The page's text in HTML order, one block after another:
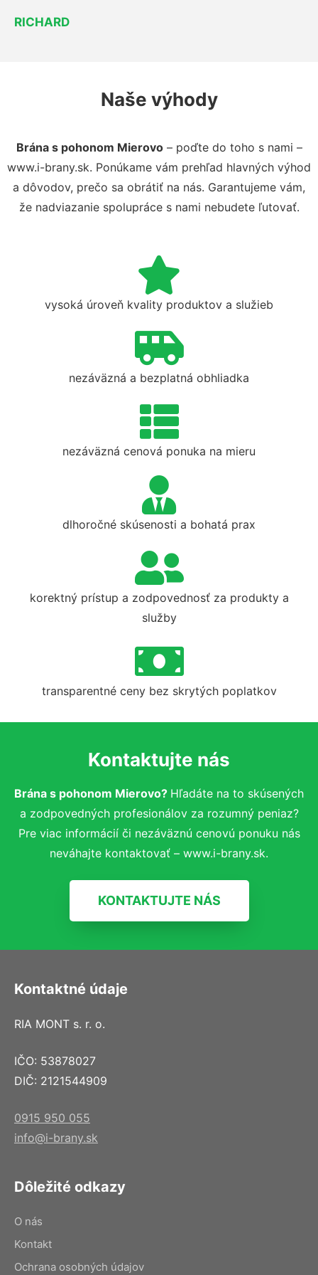
RICHARD
Naše výhody
Brána s pohonom Mierovo– poďte do toho s nami –
www.i-brany.sk. Ponúkame vám prehľad hlavných výhod
a dôvodov, prečo sa obrátiť na nás. Garantujeme vám,
že nadviazanie spolupráce s nami nebudete ľutovať.
vysoká úroveň kvality produktov a služieb
nezáväzná a bezplatná obhliadka
nezáväzná cenová ponuka na mieru
dlhoročné skúsenosti a bohatá prax
korektný prístup a zodpovednosť za produkty a
služby
transparentné ceny bez skrytých poplatkov
Kontaktujte nás
Brána s pohonom Mierovo? Hľadáte na to skúsených
a zodpovedných profesionálov za rozumný peniaz?
Pre viac informácií či nezáväznú cenovú ponuku nás
neváhajte kontaktovať – www.i-brany.sk.
KONTAKTUJTE NÁS
Kontaktné údaje
RIA MONT s. r. o.
IČO: 53878027
DIČ: 2121544909
0915 950 055
info@i-brany.sk
Dôležité odkazy
O nás
Kontakt
Ochrana osobných údajov